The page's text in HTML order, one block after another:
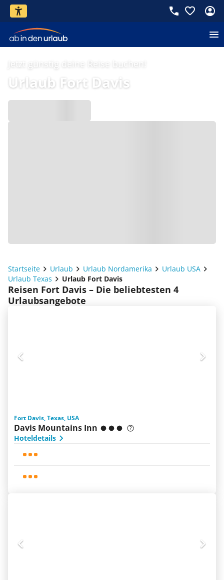
Jetzt günstig deine Reise buchen!
Urlaub Fort Davis
Startseite Urlaub Urlaub Nordamerika
Urlaub USA
Urlaub Texas
Urlaub Fort Davis
Reisen Fort Davis – Die beliebtesten 4
Urlaubsangebote
Fort Davis, Texas, USA
Davis Mountains Inn
Hoteldetails